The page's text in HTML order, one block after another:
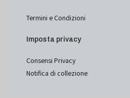
Termini e Condizioni
Imposta privacy
Consensi Privacy
Notifica di collezione